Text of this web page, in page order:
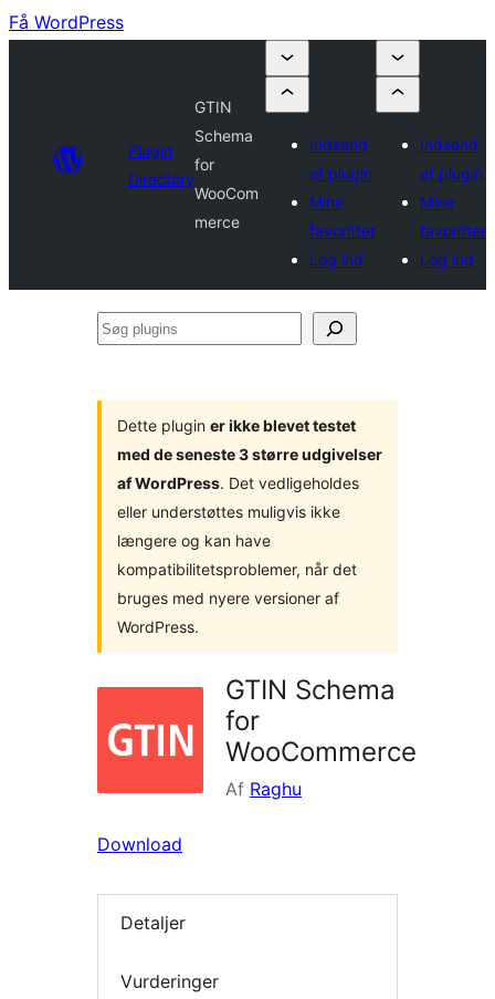
Få WordPress
Plugin
Directory
GTIN
Schema
for
WooCom
merce
Indsend
et plugin
Mine
favoritter
Log ind
Indsend
et plugin
Mine
favoritter
Log ind
Søg
Dette plugin er ikke blevet testet
med de seneste 3 større udgivelser
af WordPress. Det vedligeholdes
eller understøttes muligvis ikke
længere og kan have
kompatibilitetsproblemer, når det
bruges med nyere versioner af
WordPress.
GTIN Schema
for
WooCommerce
Af Raghu
Download
Detaljer
Vurderinger